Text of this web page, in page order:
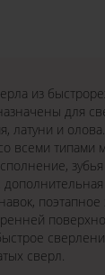
из
для
латуни и олова.
всеми типами
поэтапное
сверл.